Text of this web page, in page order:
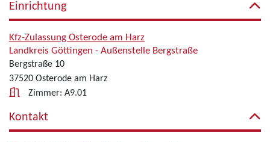
Einrichtung
Kfz-Zulassung Osterode am Harz
Landkreis Göttingen - Außenstelle Bergstraße
Bergstraße 10
37520 Osterode am Harz
Zimmer: A9.01
Kontakt